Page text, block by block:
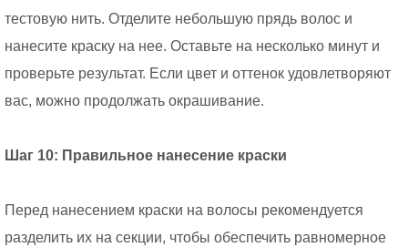
тестовую нить. Отделите небольшую прядь волос и
нанесите краску на нее. Оставьте на несколько минут и
проверьте результат. Если цвет и оттенок удовлетворяют
вас, можно продолжать окрашивание.
Шаг 10: Правильное нанесение краски
Перед нанесением краски на волосы рекомендуется
разделить их на секции, чтобы обеспечить равномерное